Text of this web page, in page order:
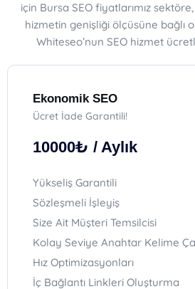
için Bursa SEO fiyatlarımız
hizmetin genişliği ölçüsüne bağlı
Whiteseo’nun SEO hizmet
Ekonomik SEO
Ücret İade Garantili!
10000₺ / Aylık
Yükseliş Garantili
Sözleşmeli İşleyiş
Size Ait Müşteri Temsilcisi
Kolay Seviye Anahtar Kelime
Hız Optimizasyonları
İç Bağlantı Linkleri Oluşturma